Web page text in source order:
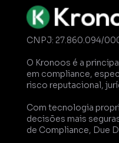
CNPJ: 27.860.094/
O Kronoos é a
em compliance,
risco reputacional,
Com tecnologia
decisões mais
de Compliance, Due